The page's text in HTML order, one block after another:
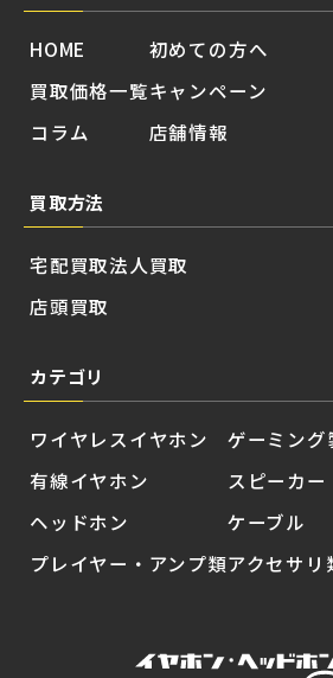
HOME
買取価格一覧
コラム
初めての方へ
キャンペーン
店舗情報
買取方法
宅配買取
店頭買取
法人買取
カテゴリ
ワイヤレスイヤホン
有線イヤホン
ヘッドホン
プレイヤー・アンプ類
ゲーミング
スピーカー
ケーブル
アクセサリ